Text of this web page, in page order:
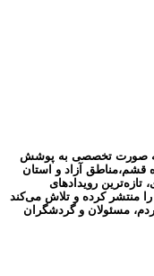
به صورت تخصصی به پوشش
قشم،مناطق آزاد و استان
تازه‌ترین رویدادهای
منتشر کرده و تلاش می‌کند
مسئولان و گردشگران